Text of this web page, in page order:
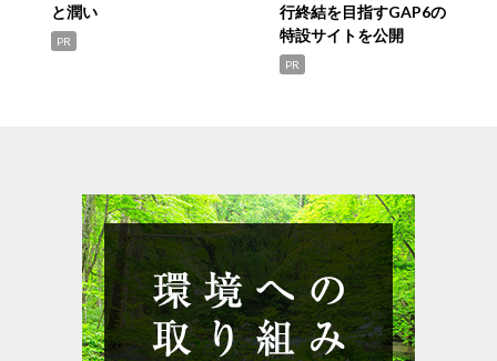
と潤い
PR
行終結を目指すGAP6の
特設サイトを公開
PR